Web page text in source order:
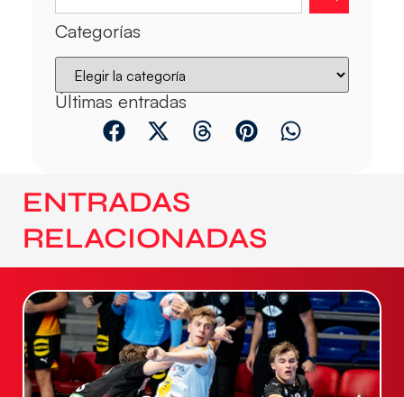
Categorías
Últimas entradas
ENTRADAS
RELACIONADAS